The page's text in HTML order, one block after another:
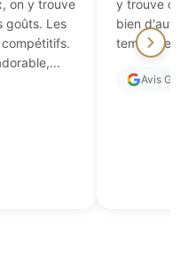
on y trouve
goûts. Les
y trouve de
bien
temps de
Avis